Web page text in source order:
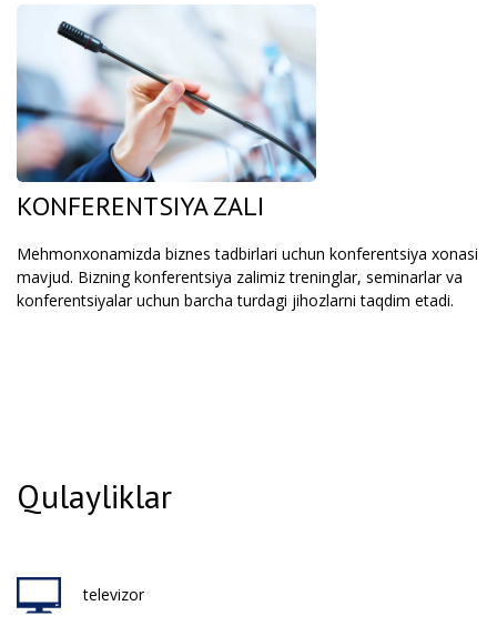
KONFERENTSIYA ZALI
Mehmonxonamizda biznes tadbirlari uchun konferentsiya xonasi
mavjud. Bizning konferentsiya zalimiz treninglar, seminarlar va
konferentsiyalar uchun barcha turdagi jihozlarni taqdim etadi.
Qulayliklar
televizor